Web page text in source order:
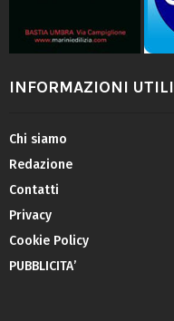
INFORMAZIONI UTILI
Chi siamo
Redazione
Contatti
Privacy
Cookie Policy
PUBBLICITA’